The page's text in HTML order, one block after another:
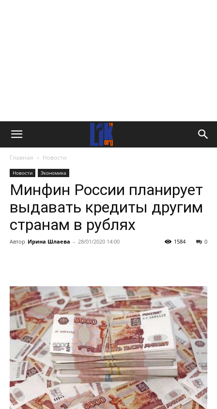
Главная Новости
Новости Экономика
Минфин России планирует
выдавать кредиты другим
странам в рублях
Автор Ирина Шлаева - 28/01/2020 14:00 0
1584